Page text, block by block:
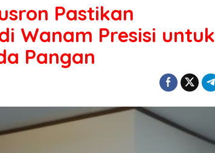
Pastikan
Wanam Presisi untuk
Pangan